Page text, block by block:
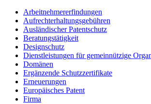
Arbeitnehmererfindungen
Aufrechterhaltungsgebühren
Ausländischer Patentschutz
Beratungstätigkeit
Designschutz
Dienstleistungen für gemeinnützige
Domänen
Ergänzende Schutzzertifikate
Erneuerungen
Europäisches Patent
Firma